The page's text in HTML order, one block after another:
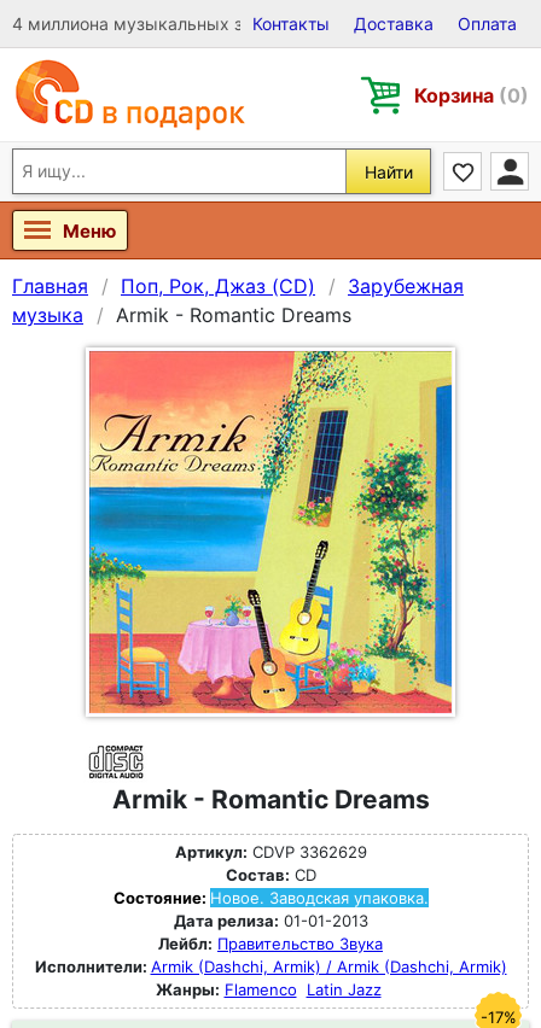
4 миллиона музыкальных записей на Виниле, CD и DVD
Контакты Доставка Оплата
Корзина (0)
Найти
Меню
Главная Поп, Рок, Джаз (CD)
Зарубежная
музыка
Armik - Romantic Dreams
Armik - Romantic Dreams
Артикул: CDVP 3362629
Состав: CD
Состояние: Новое. Заводская упаковка.
Дата релиза: 01-01-2013
Лейбл: Правительство Звука
Исполнители: Armik (Dashchi, Armik) / Armik (Dashchi, Armik)
Жанры: Flamenco Latin Jazz
-17%